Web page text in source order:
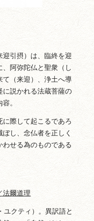
迎引摂）は、臨終を迎
、阿弥陀仏と聖衆（し
て（来迎）、浄土へ導
に説かれる法蔵菩薩の
。
際して起こるであろ
し、念仏者を正しく
わせる為のものである
法爾道理
ユクティ）。異訳語と